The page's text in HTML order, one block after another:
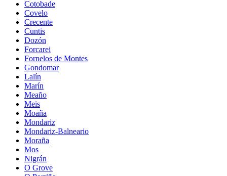
Cotobade
Covelo
Crecente
Cuntis
Dozón
Forcarei
Fornelos de Montes
Gondomar
Lalín
Marín
Meaño
Meis
Moaña
Mondariz
Mondariz-Balneario
Moraña
Mos
Nigrán
O Grove